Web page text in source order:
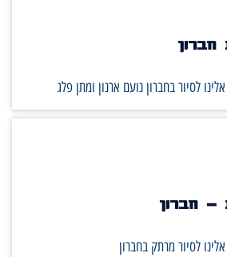
חברון
לסיור בחברון נועם ארנון ומתן פלג
– חברון
לסיור מרתק בחברון